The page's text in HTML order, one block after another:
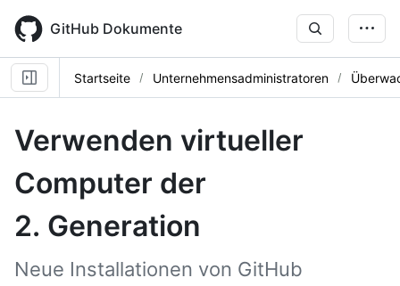
main
content
GitHub Dokumente
Startseite Unternehmensadministratoren
Verwenden virtueller
Computer der
2. Generation
Neue Installationen von GitHub